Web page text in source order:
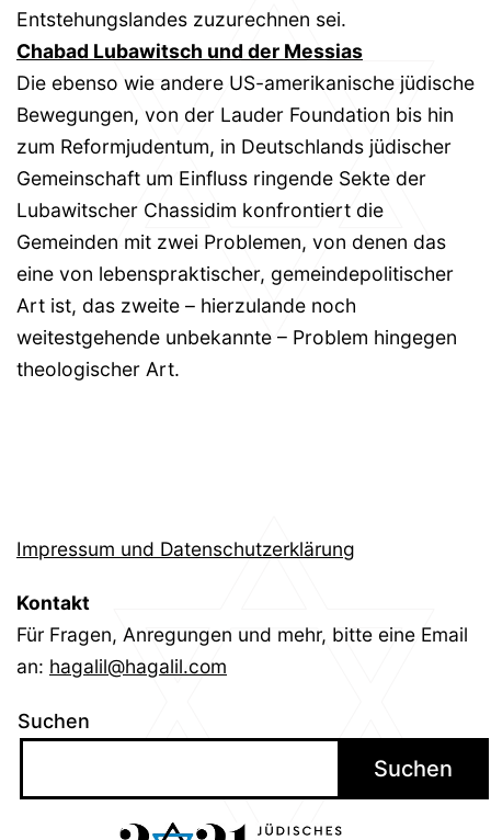
Entstehungslandes zuzurechnen sei.
Chabad Lubawitsch und der Messias
Die ebenso wie andere US-amerikanische jüdische
Bewegungen, von der Lauder Foundation bis hin
zum Reformjudentum, in Deutschlands jüdischer
Gemeinschaft um Einfluss ringende Sekte der
Lubawitscher Chassidim konfrontiert die
Gemeinden mit zwei Problemen, von denen das
eine von lebenspraktischer, gemeindepolitischer
Art ist, das zweite – hierzulande noch
weitestgehende unbekannte – Problem hingegen
theologischer Art.
Impressum und Datenschutzerklärung
Kontakt
Für Fragen, Anregungen und mehr, bitte eine Email
an: hagalil@hagalil.com
Suchen
Suchen